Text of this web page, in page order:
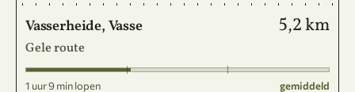
Vasserheide, Vasse 5,2 km
Gele route
1 uur 9 min lopen gemiddeld